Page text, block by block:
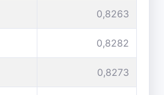
0,8263
0,8282
0,8273